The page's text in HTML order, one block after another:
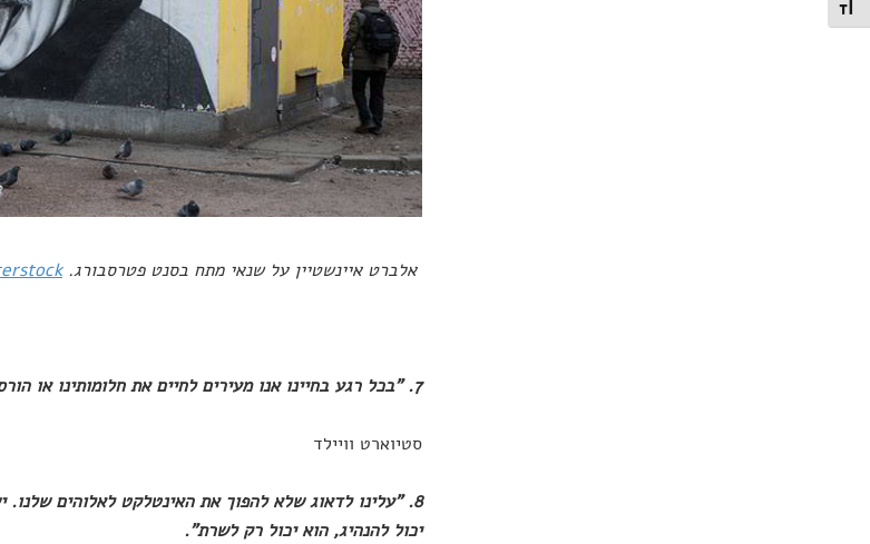
מתג גודל גופן
אלברט איינשטיין על שנאי מתח בסנט פטרסבורג.
7. "בכל רגע בחיינו אנו מעירים לחיים את חלומותינו או הורסים אותם".
סטיוארט וויילד
8. "עלינו לדאוג שלא להפוך את האינטלקט לאלוהים
יכול להנהיג, הוא יכול רק לשרת".